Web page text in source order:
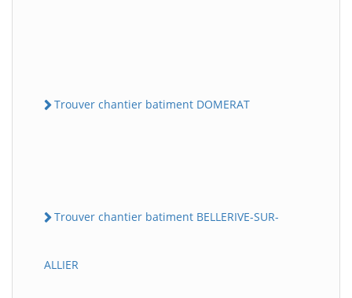
Trouver chantier batiment DOMERAT
Trouver chantier batiment BELLERIVE-SUR-
ALLIER